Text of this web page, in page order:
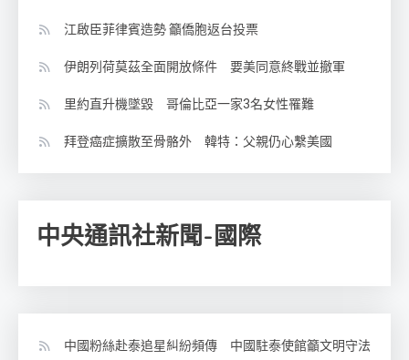
江啟臣菲律賓造勢 籲僑胞返台投票
伊朗列荷莫茲全面開放條件 要美同意終戰並撤軍
里約直升機墜毀 哥倫比亞一家3名女性罹難
拜登癌症擴散至骨骼外 韓特：父親仍心繫美國
中央通訊社新聞-國際
中國粉絲赴泰追星糾紛頻傳 中國駐泰使館籲文明守法